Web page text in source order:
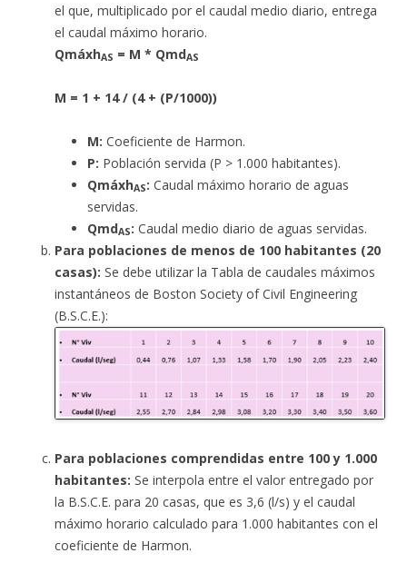
el que, multiplicado por el caudal medio diario, entrega
el caudal máximo horario.
QmáxhAS = M * QmdAS
M = 1 + 14 / (4 + (P/1000))
M: Coeficiente de Harmon.
P: Población servida (P > 1.000 habitantes).
QmáxhAS: Caudal máximo horario de aguas
servidas.
QmdAS: Caudal medio diario de aguas servidas.
Para poblaciones de menos de 100 habitantes (20
casas): Se debe utilizar la Tabla de caudales máximos
instantáneos de Boston Society of Civil Engineering
(B.S.C.E.):
Para poblaciones comprendidas entre 100 y 1.000
habitantes: Se interpola entre el valor entregado por
la B.S.C.E. para 20 casas, que es 3,6 (l/s) y el caudal
máximo horario calculado para 1.000 habitantes con el
coeficiente de Harmon.